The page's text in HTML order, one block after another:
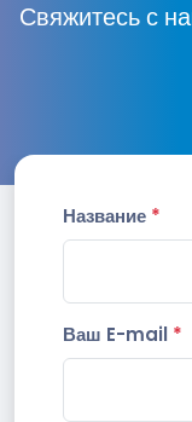
Свяжитесь с
Название *
Ваш E-mail *